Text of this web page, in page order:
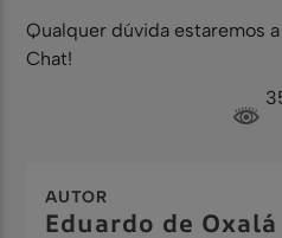
Qualquer dúvida estaremos
Chat!
AUTOR
Eduardo de Oxalá